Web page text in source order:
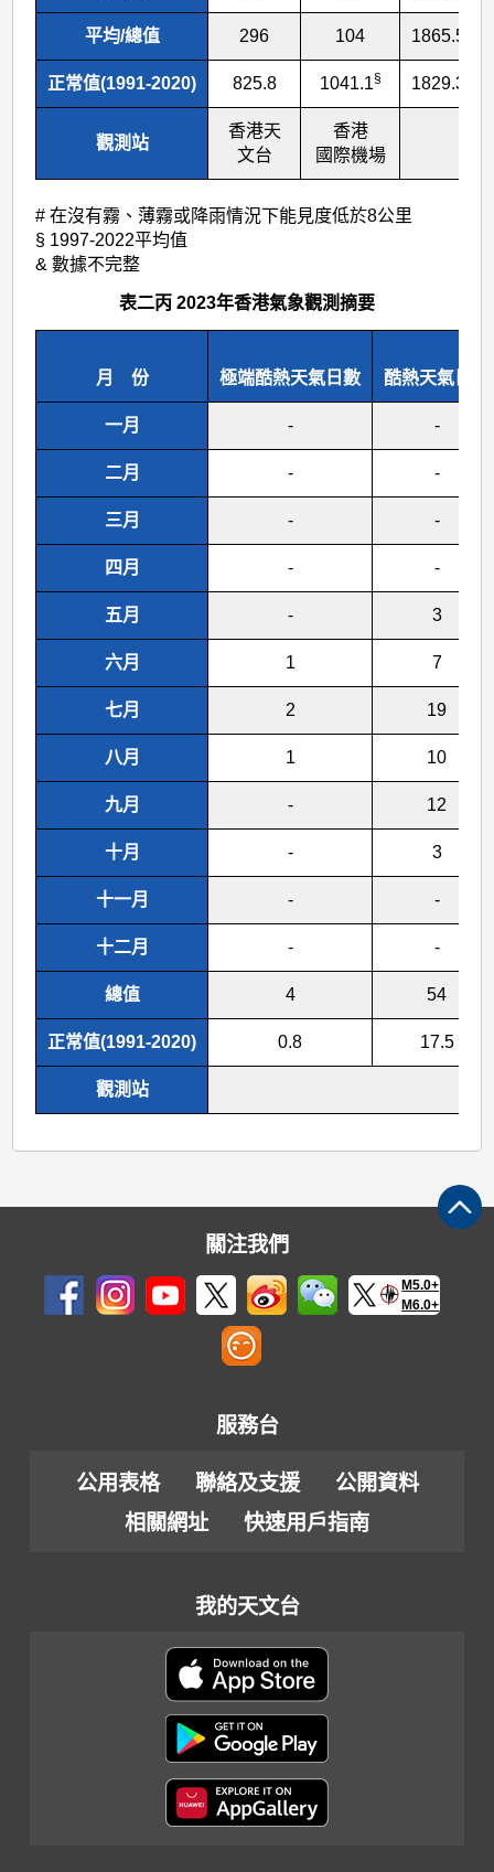
平均/總值 296 104 1865.5
正常值(1991-2020) 825.8 1041.1§ 1829.3
觀測站
香港天
文台
香港
國際機場
# 在沒有霧、薄霧或降雨情況下能見度低於8公里
§ 1997-2022平均值
& 數據不完整
表二丙 2023年香港氣象觀測摘要
月 份 極端酷熱天氣日數 酷熱天氣日數
一月 - -
二月 - -
三月 - -
四月 - -
五月 - 3
六月 1 7
七月 2 19
八月 1 10
九月 - 12
十月 - 3
十一月 - -
十二月 - -
總值 4 54
正常值(1991-2020) 0.8 17.5
觀測站
關注我們
M5.0+
M6.0+
服務台
公用表格 聯絡及支援
公開資料
相關網址
快速用戶指南
我的天文台